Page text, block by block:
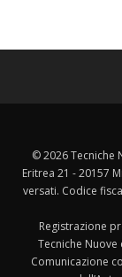
© 2026 Tecniche
Eritrea 21 - 20157
versati. Codice
Registrazione
Tecniche Nuove
Comunicazione